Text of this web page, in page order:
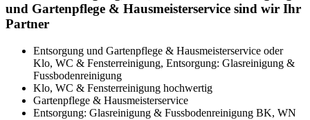
und Gartenpflege & Hausmeisterservice sind wir Ihr
Partner
Entsorgung und Gartenpflege & Hausmeisterservice oder
Klo, WC & Fensterreinigung, Entsorgung: Glasreinigung &
Fussbodenreinigung
Klo, WC & Fensterreinigung hochwertig
Gartenpflege & Hausmeisterservice
Entsorgung: Glasreinigung & Fussbodenreinigung BK, WN